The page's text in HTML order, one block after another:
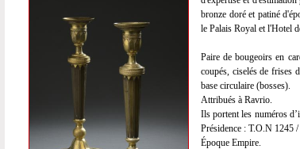
bronze doré et patiné
le Palais Royal et l'Hotel
Paire de bougeoirs en
coupés, ciselés de frises
base circulaire (bosses).
Attribués à Ravrio.
Ils portent les numéros
Présidence : T.O.N 1245
Époque Empire.